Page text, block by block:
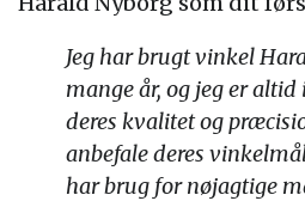
Jeg har brugt vinkel
mange år, og jeg er
deres kvalitet og
anbefale deres
har brug for nøjagtige